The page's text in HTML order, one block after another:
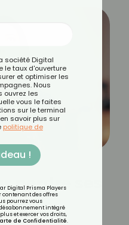
perdre ses
société Digital
le taux d'ouverture
et optimiser les
Nous
ouvrez les
vous le faites
sur le terminal
savoir plus sur
politique de
!
Digital Prisma Players
contenant des offres
pourrez vous
intégré
et exercer vos droits,
de Confidentialité.